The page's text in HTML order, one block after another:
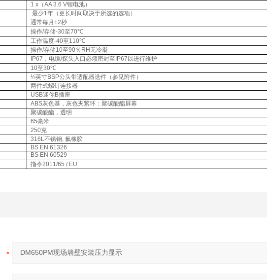
1 x （AA 3.6 V锂电池）
最少1年（更长时间取决于所选的选项）
通常每月±2秒
操作/存储-30至70℃
工作温度-40至110℃
操作/存储10至90％ RH无冷凝
IP67 ，电缆/探头入口必须密封至 IP67 以进行维护
10至30℃
¼英寸BSP公头带适配器选件（参见附件）
两件式螺钉连接器
USB迷你B插座
ABS灰色基，灰色夹紧环：聚碳酸酯屏幕
聚碳酸酯，透明
65毫米
250克
316L不锈钢,氟橡胶
BS EN 61326
BS EN 60529
指令2011/65 / EU